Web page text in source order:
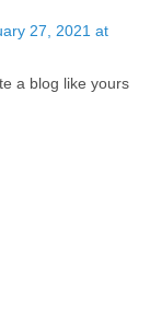
27, 2021 at
a blog like yours